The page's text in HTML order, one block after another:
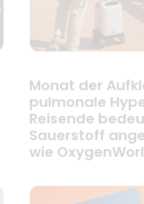
Monat der
pulmonale
Reisende
Sauerstoff
wie